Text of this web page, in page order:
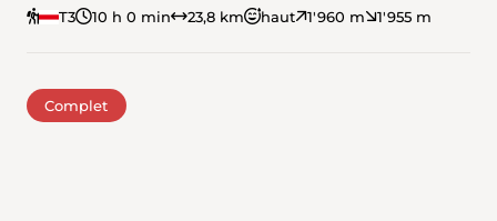
T3 10 h 0 min 23,8 km haut 1'960 m 1'955 m
Complet